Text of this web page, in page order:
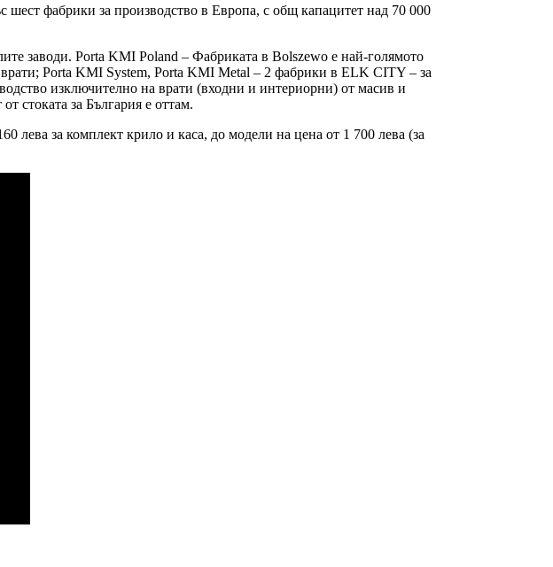
фабрики за производство в Европа, с общ капацитет над 70 000
заводи. Porta KMI Poland – Фабриката в Bolszewo е най-голямото
Porta KMI System, Porta KMI Metal – 2 фабрики в ELK CITY – за
изключително на врати (входни и интериорни) от масив и
стоката за България е оттам.
лева за комплект крило и каса, до модели на цена от 1 700 лева (за